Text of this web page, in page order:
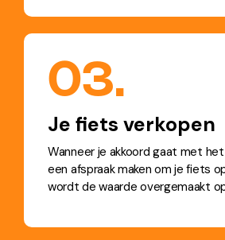
03.
Je fiets verkopen
Wanneer je akkoord gaat met
een afspraak maken om je fiets
wordt de waarde overgemaakt